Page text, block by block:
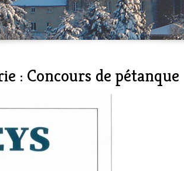
: Concours de pétanque